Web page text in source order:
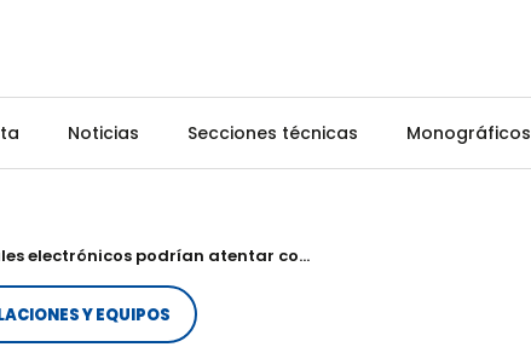
Noticias Secciones técnicas Monográficos
Los crotales electrónicos podrían atentar contra el bienestar animal
Y EQUIPOS